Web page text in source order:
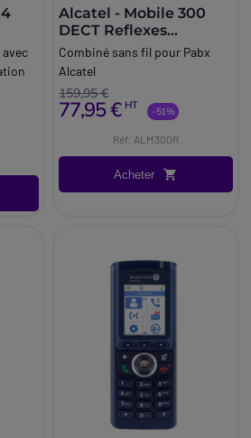
Alcatel - Mobile 300
DECT Reflexes
Reconditionné
Combiné sans fil pour Pabx
Alcatel
159,95 €
77,95 € HT -51%
Réf: ALM300R
Acheter